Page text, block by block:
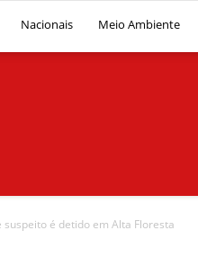
Nacionais Meio Ambiente
suspeito é detido em Alta Floresta